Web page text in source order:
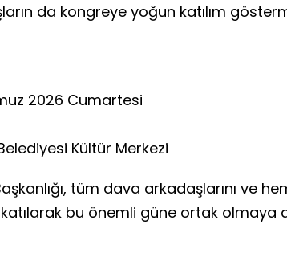
da kongreye yoğun katılım
2026 Cumartesi
Kültür Merkezi
tüm dava arkadaşlarını ve
katılarak bu önemli güne ortak olmaya